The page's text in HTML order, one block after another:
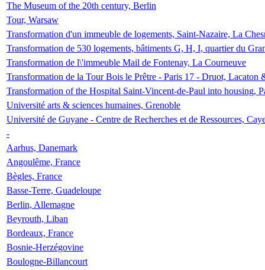
The Museum of the 20th century, Berlin
Tour, Warsaw
Transformation d'un immeuble de logements, Saint-Nazaire, La
Transformation de 530 logements, bâtiments G, H, I, quartier du
Transformation de l\'immeuble Mail de Fontenay, La Courneuve
Transformation de la Tour Bois le Prêtre - Paris 17 - Druot, Lacaton
Transformation of the Hospital Saint-Vincent-de-Paul into housing,
Université arts & sciences humaines, Grenoble
Université de Guyane - Centre de Recherches et de Ressources,
-
Aarhus, Danemark
Angoulême, France
Bègles, France
Basse-Terre, Guadeloupe
Berlin, Allemagne
Beyrouth, Liban
Bordeaux, France
Bosnie-Herzégovine
Boulogne-Billancourt